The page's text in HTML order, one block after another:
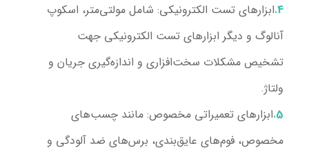
ابزارهای تست الکترونیکی: شامل مولتی‌متر، اسکوپ
آنالوگ و دیگر ابزارهای تست الکترونیکی جهت
تشخیص مشکلات سخت‌افزاری و اندازه‌گیری جریان و
ولتاژ.
ابزارهای تعمیراتی مخصوص: مانند چسب‌های
مخصوص، فوم‌های عایق‌بندی، برس‌های ضد آلودگی و